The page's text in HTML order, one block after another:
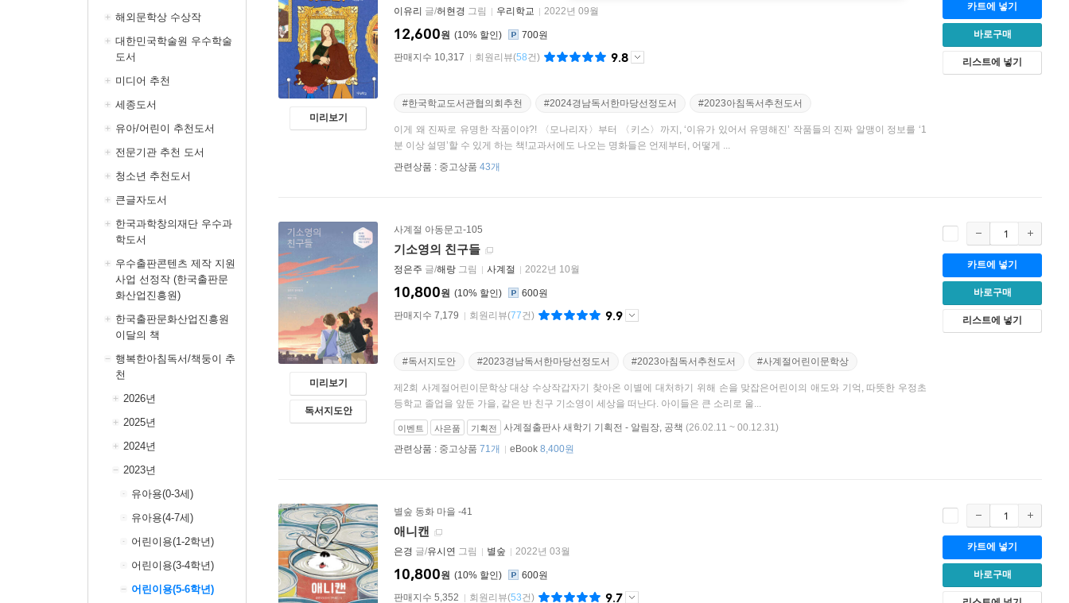
해외문학상 수상작
대한민국학술원 우수학술
도서
미디어 추천
세종도서
유아/어린이 추천도서
전문기관 추천 도서
청소년 추천도서
큰글자도서
한국과학창의재단 우수과
학도서
우수출판콘텐츠 제작 지원
사업 선정작 (한국출판문
화산업진흥원)
한국출판문화산업진흥원
이달의 책
행복한아침독서/책둥이 추
천
2026년
2025년
2024년
2023년
유아용(0-3세)
유아용(4-7세)
어린이용(1-2학년)
어린이용(3-4학년)
어린이용(5-6학년)
미리보기
이유리 글/허현경 그림 우리학교 2022년 09월
10%
12,600원
700원
판매지수 10,317
회원리뷰(58건) 9.8
#한국학교도서관협의회추천 #2024경남독서한마당선정도서 #2023아침독서추천도서
이게 왜 진짜로 유명한 작품이야?! 〈모나리자〉부터 〈키스〉까지, ‘이유가 있어서 유명해진’ 작품들의 진짜 알맹이 정보를 ‘1
분 이상 설명’할 수 있게 하는 책!교과서에도 나오는 명화들은 언제부터, 어떻게 ...
관련상품 : 중고상품 43개
카트에 넣기
바로구매
리스트에 넣기
미리보기
독서지도안
사계절 아동문고-105
기소영의 친구들
정은주 글/해랑 그림 사계절 2022년 10월
10%
10,800원
600원
판매지수 7,179
회원리뷰(77건) 9.9
#독서지도안 #2023경남독서한마당선정도서 #2023아침독서추천도서 #사계절어린이문학상
제2회 사계절어린이문학상 대상 수상작갑자기 찾아온 이별에 대처하기 위해 손을 맞잡은어린이의 애도와 기억, 따뜻한 우정초
등학교 졸업을 앞둔 가을, 같은 반 친구 기소영이 세상을 떠난다. 아이들은 큰 소리로 울...
이벤트 사은품 기획전 사계절출판사 새학기 기획전 - 알림장, 공책 (26.02.11 ~ 00.12.31)
관련상품 : 중고상품 71개 eBook 8,400원
카트에 넣기
바로구매
리스트에 넣기
별숲 동화 마을 -41
애니캔
은경 글/유시연 그림 별숲 2022년 03월
10%
10,800원
600원
판매지수 5,352
회원리뷰(53건) 9.7
카트에 넣기
바로구매